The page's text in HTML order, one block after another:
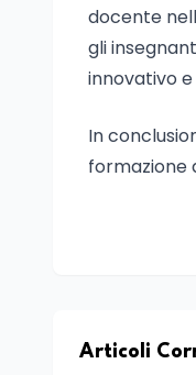
docente
gli
innovativo
In
formazione
Articoli